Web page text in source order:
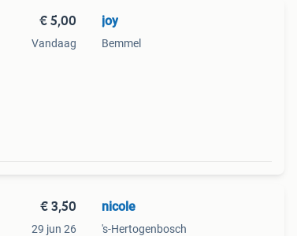
€ 5,00
Vandaag
joy
Bemmel
€ 3,50
29 jun 26
nicole
's-Hertogenbosch